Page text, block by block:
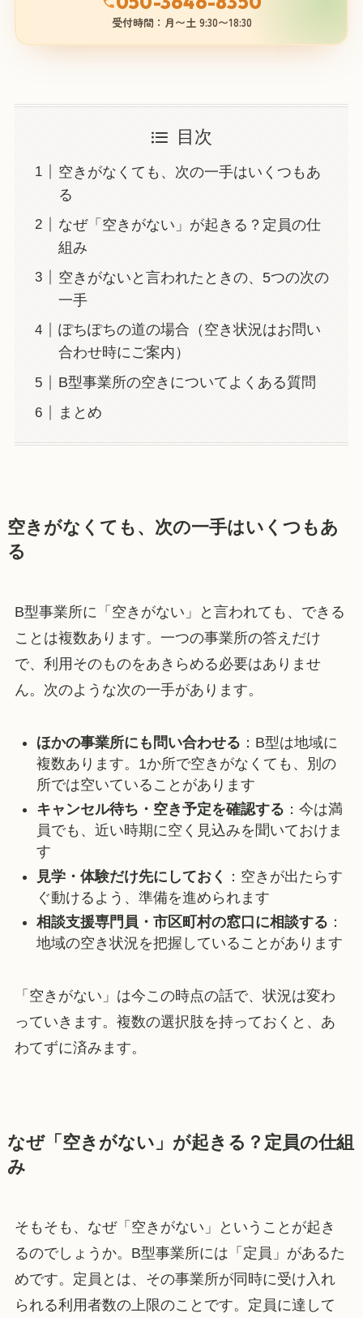
受付時間：月〜土 9:30〜18:30
目次
空きがなくても、次の一手はいくつもあ
る
なぜ「空きがない」が起きる？定員の仕
組み
空きがないと言われたときの、5つの次の
一手
ぽちぽちの道の場合（空き状況はお問い
合わせ時にご案内）
B型事業所の空きについてよくある質問
まとめ
空きがなくても、次の一手はいくつもあ
る
B型事業所に「空きがない」と言われても、できる
ことは複数あります。一つの事業所の答えだけ
で、利用そのものをあきらめる必要はありませ
ん。次のような次の一手があります。
ほかの事業所にも問い合わせる ：B型は地域に
複数あります。1か所で空きがなくても、別の
所では空いていることがあります
キャンセル待ち・空き予定を確認する ：今は満
員でも、近い時期に空く見込みを聞いておけま
す
見学・体験だけ先にしておく
：空きが出たらす
ぐ動けるよう、準備を進められます
相談支援専門員・市区町村の窓口に相談する ：
地域の空き状況を把握していることがあります
「空きがない」は今この時点の話で、状況は変わ
っていきます。複数の選択肢を持っておくと、あ
わてずに済みます。
なぜ「空きがない」が起きる？定員の仕組
み
そもそも、なぜ「空きがない」ということが起き
るのでしょうか。B型事業所には「定員」があるた
めです。定員とは、その事業所が同時に受け入れ
られる利用者数の上限のことです。定員に達して